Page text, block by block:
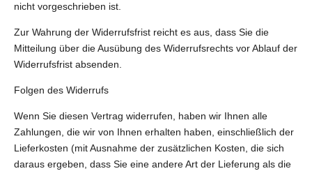
nicht vorgeschrieben ist.
Zur Wahrung der Widerrufsfrist reicht es aus, dass Sie die
Mitteilung über die Ausübung des Widerrufsrechts vor Ablauf der
Widerrufsfrist absenden.
Folgen des Widerrufs
Wenn Sie diesen Vertrag widerrufen, haben wir Ihnen alle
Zahlungen, die wir von Ihnen erhalten haben, einschließlich der
Lieferkosten (mit Ausnahme der zusätzlichen Kosten, die sich
daraus ergeben, dass Sie eine andere Art der Lieferung als die